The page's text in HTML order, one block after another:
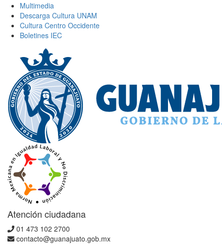
Multimedia
Descarga Cultura UNAM
Cultura Centro Occidente
Boletines IEC
Atención ciudadana
01 473 102 2700
contacto@guanajuato.gob.mx